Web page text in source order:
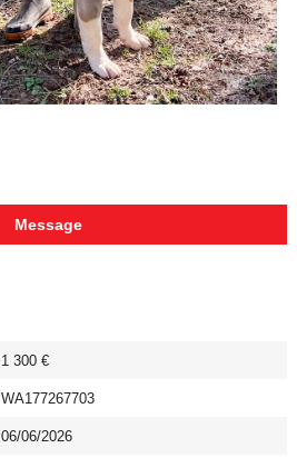
Message
1 300 €
WA177267703
06/06/2026